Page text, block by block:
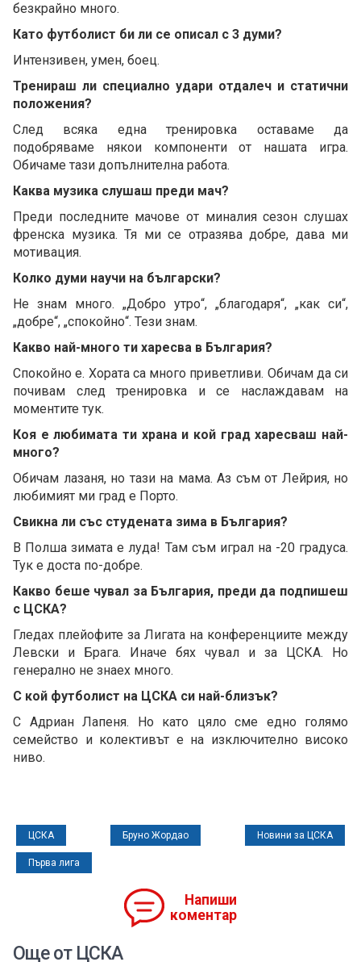
безкрайно много.
Като футболист би ли се описал с 3 думи?
Интензивен, умен, боец.
Тренираш ли специално удари отдалеч и статични
положения?
След всяка една тренировка оставаме да
подобряваме някои компоненти от нашата игра.
Обичаме тази допълнителна работа.
Каква музика слушаш преди мач?
Преди последните мачове от миналия сезон слушах
френска музика. Тя ми се отразява добре, дава ми
мотивация.
Колко думи научи на български?
Не знам много. „Добро утро“, „благодаря“, „как си“,
„добре“, „спокойно“. Тези знам.
Какво най-много ти харесва в България?
Спокойно е. Хората са много приветливи. Обичам да си
почивам след тренировка и се наслаждавам на
моментите тук.
Коя е любимата ти храна и кой град харесваш най-
много?
Обичам лазаня, но тази на мама. Аз съм от Лейрия, но
любимият ми град е Порто.
Свикна ли със студената зима в България?
В Полша зимата е луда! Там съм играл на -20 градуса.
Тук е доста по-добре.
Какво беше чувал за България, преди да подпишеш
с ЦСКА?
Гледах плейофите за Лигата на конференциите между
Левски и Брага. Иначе бях чувал и за ЦСКА. Но
генерално не знаех много.
С кой футболист на ЦСКА си най-близък?
С Адриан Лапеня. Но като цяло сме едно голямо
семейство и колективът е на изключително високо
ниво.
ЦСКА Бруно Жордао Новини за ЦСКА
Първа лига
Напиши
коментар
Още от ЦСКА